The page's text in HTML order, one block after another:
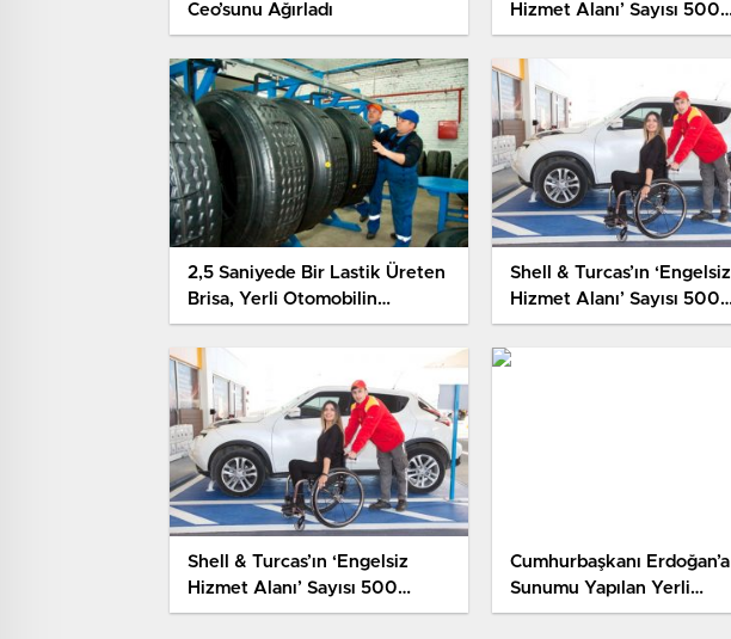
Ceo’sunu Ağırladı
Hizmet Alanı’ Sayısı 500
İstasyona Ulaştı
2,5 Saniyede Bir Lastik Üreten
Brisa, Yerli Otomobilin
Lastiklerine Talip
Shell & Turcas’ın ‘Engelsiz
Hizmet Alanı’ Sayısı 500
İstasyona Ulaştı
Shell & Turcas’ın ‘Engelsiz
Hizmet Alanı’ Sayısı 500
İstasyona Ulaştı
Cumhurbaşkanı Erdoğan’a
Sunumu Yapılan Yerli
Otomobil Tam Not Aldı